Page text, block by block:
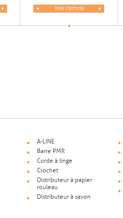
Voir l'article
A-LINE
Barre PMR
Corde à linge
Crochet
Distributeur à papier
rouleau
Distributeur à savon